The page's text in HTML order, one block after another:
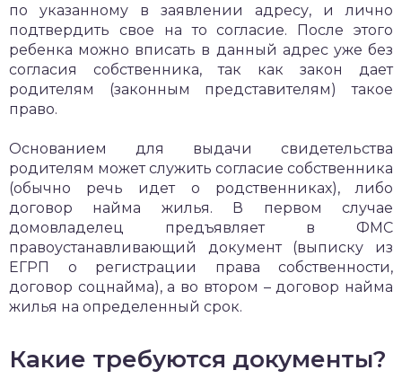
по указанному в заявлении адресу, и лично
подтвердить свое на то согласие. После этого
ребенка можно вписать в данный адрес уже без
согласия собственника, так как закон дает
родителям (законным представителям) такое
право.
Основанием для выдачи свидетельства
родителям может служить согласие собственника
(обычно речь идет о родственниках), либо
договор найма жилья. В первом случае
домовладелец предъявляет в ФМС
правоустанавливающий документ (выписку из
ЕГРП о регистрации права собственности,
договор соцнайма), а во втором – договор найма
жилья на определенный срок.
Какие требуются документы?